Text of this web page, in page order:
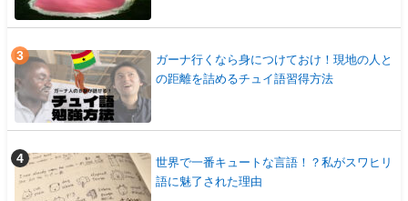
ガーナ行くなら身につけておけ！現地の人と
の距離を詰めるチュイ語習得方法
世界で一番キュートな言語！？私がスワヒリ
語に魅了された理由